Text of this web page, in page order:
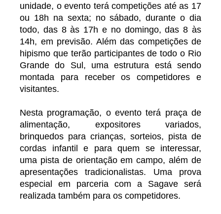
unidade, o evento terá competições até as 17
ou 18h na sexta; no sábado, durante o dia
todo, das 8 às 17h e no domingo, das 8 às
14h, em previsão. Além das competições de
hipismo que terão participantes de todo o Rio
Grande do Sul, uma estrutura está sendo
montada para receber os competidores e
visitantes.
Nesta programação, o evento terá praça de
alimentação, expositores variados,
brinquedos para crianças, sorteios, pista de
cordas infantil e para quem se interessar,
uma pista de orientação em campo, além de
apresentações tradicionalistas. Uma prova
especial em parceria com a Sagave será
realizada também para os competidores.